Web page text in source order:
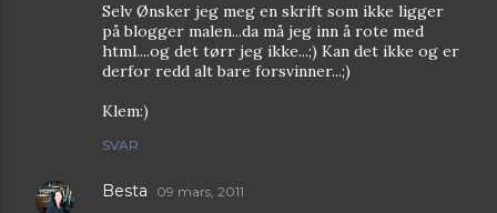
Selv Ønsker jeg meg en skrift som ikke ligger
på blogger malen...da må jeg inn å rote med
html....og det tørr jeg ikke...;) Kan det ikke og er
derfor redd alt bare forsvinner...;)
Klem:)
SVAR
Besta 09 mars, 2011